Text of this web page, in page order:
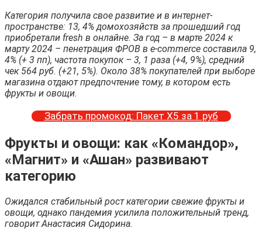
Категория получила свое развитие и в интернет-
пространстве: 13, 4% домохозяйств за прошедший год
приобретали fresh в онлайне. За год – в марте 2024 к
марту 2024 – пенетрация ФРОВ в e-commerce составила 9,
4% (+ 3 пп), частота покупок – 3, 1 раза (+4, 9%), средний
чек 564 руб. (+21, 5%). Около 38% покупателей при выборе
магазина отдают предпочтение тому, в котором есть
фрукты и овощи.
Забрать промокод: Пакет Х5 за 1 руб
Фрукты и овощи: как «Командор»,
«Магнит» и «Ашан» развивают
категорию
Ожидался стабильный рост категории свежие фрукты и
овощи, однако пандемия усилила положительный тренд,
говорит Анастасия Сидорина.